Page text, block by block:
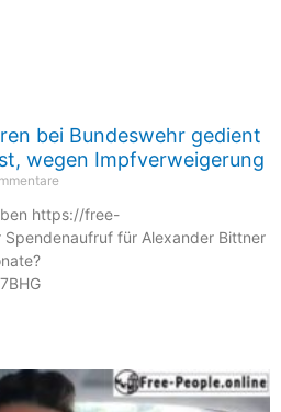
bei Bundeswehr gedient
wegen Impfverweigerung
https://free-
für Alexander Bittner